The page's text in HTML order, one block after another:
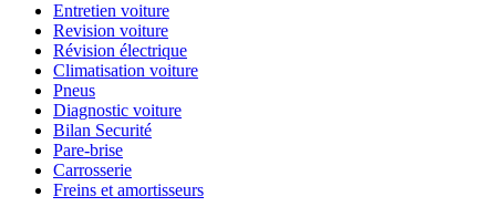
Entretien voiture
Revision voiture
Révision électrique
Climatisation voiture
Pneus
Diagnostic voiture
Bilan Securité
Pare-brise
Carrosserie
Freins et amortisseurs